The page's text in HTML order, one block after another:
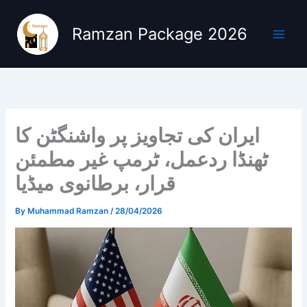
content
Ramzan Package 2026
ایران کی تجاویز پر واشنگٹن کا
ٹھنڈا ردعمل، ٹرمپ غیر مطمئن
قرار، برطانوی میڈیا
By Muhammad Ramzan/28/04/2026